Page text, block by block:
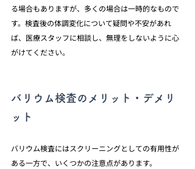
る場合もありますが、多くの場合は一時的なもので
す。検査後の体調変化について疑問や不安があれ
ば、医療スタッフに相談し、無理をしないように心
がけてください。
バリウム検査のメリット・デメリ
ット
バリウム検査にはスクリーニングとしての有用性が
ある一方で、いくつかの注意点があります。